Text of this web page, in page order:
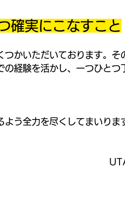
確実にこなすこと
かいただいております。そ
経験を活かし、一つひとつ
う全力を尽くしてまいりま